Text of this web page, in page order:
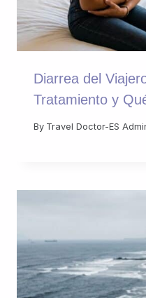
Diarrea del
Tratamiento y
By Travel Doctor-ES